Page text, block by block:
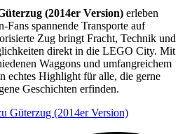
(2014er Version) erleben
Fans spannende Transporte auf
Zug bringt Fracht, Technik und
direkt in die LEGO City. Mit
Waggons und umfangreichem
echtes Highlight für alle, die gerne
Geschichten erfinden.
Güterzug (2014er Version)